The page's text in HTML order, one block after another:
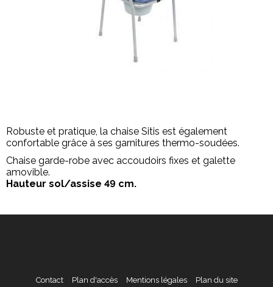
Robuste et pratique, la chaise Sitis est également
confortable grâce à ses garnitures thermo-soudées.
Chaise garde-robe avec accoudoirs fixes et galette
amovible.
Hauteur sol/assise 49 cm.
Contact Plan d'accès Mentions légales Plan du site